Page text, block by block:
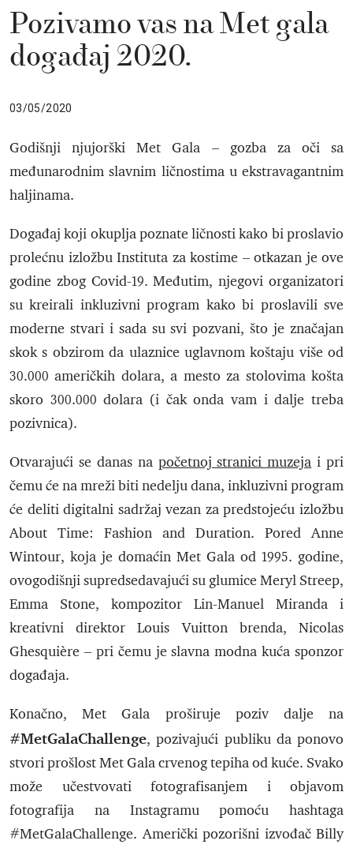
Pozivamo vas na Met gala
događaj 2020.
03/05/2020
Godišnji njujorški Met Gala – gozba za oči sa
međunarodnim slavnim ličnostima u ekstravagantnim
haljinama.
Događaj koji okuplja poznate ličnosti kako bi proslavio
prolećnu izložbu Instituta za kostime – otkazan je ove
godine zbog Covid-19. Međutim, njegovi organizatori
su kreirali inkluzivni program kako bi proslavili sve
moderne stvari i sada su svi pozvani, što je značajan
skok s obzirom da ulaznice uglavnom koštaju više od
30.000 američkih dolara, a mesto za stolovima košta
skoro 300.000 dolara (i čak onda vam i dalje treba
pozivnica).
Otvarajući se danas na početnoj stranici muzeja i pri
čemu će na mreži biti nedelju dana, inkluzivni program
će deliti digitalni sadržaj vezan za predstojeću izložbu
About Time: Fashion and Duration. Pored Anne
Wintour, koja je domaćin Met Gala od 1995. godine,
ovogodišnji supredsedavajući su glumice Meryl Streep,
Emma Stone, kompozitor Lin-Manuel Miranda i
kreativni direktor Louis Vuitton brenda, Nicolas
Ghesquière – pri čemu je slavna modna kuća sponzor
događaja.
Konačno, Met Gala proširuje poziv dalje na
#MetGalaChallenge, pozivajući publiku da ponovo
stvori prošlost Met Gala crvenog tepiha od kuće. Svako
može učestvovati fotografisanjem i objavom
fotografija na Instagramu pomoću hashtaga
#MetGalaChallenge. Američki pozorišni izvođač Billy